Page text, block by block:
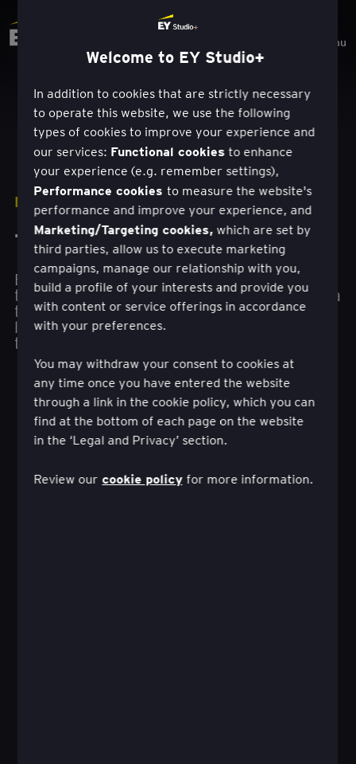
Menu
LAHENDUSED
Toote- ja teenuseinnovatsioon
EY Studio+ lähenemisviis toote- ja
teenuseinnovatsioonile aitab teil kiirendada oma
toote- või teenuseportfelli innovatsiooni ning
luua uusi kliendiväärtuspakkumisi, mis aitavad
teil liikuda jätkusuutliku tuleviku poole.
Welcome to EY Studio+
In addition to cookies that are strictly necessary
to operate this website, we use the following
types of cookies to improve your experience and
our services: Functional cookiesto enhance
your experience (e.g. remember settings),
Performance cookiesto measure the website's
performance and improve your experience, and
Marketing/Targeting cookies, which are set by
third parties, allow us to execute marketing
campaigns, manage our relationship with you,
build a profile of your interests and provide you
with content or service offerings in accordance
with your preferences.
You may withdraw your consent to cookies at
any time once you have entered the website
through a link in the cookie policy, which you can
find at the bottom of each page on the website
in the ‘Legal and Privacy’ section.
Review our cookie policy for more information.